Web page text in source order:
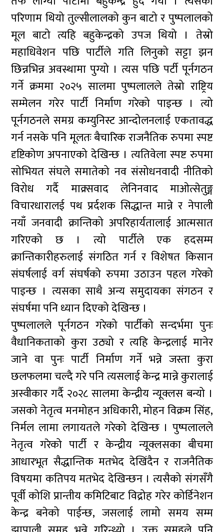
परिणाम थियो तुल्सीलालको कुन बाटो र पुष्पलालको
मूल बाटो त्यहि बहुकेन्द्रको उपज थियो । तेस्रो
महाधिवेशन पछि पार्टीले गति लिनुको सट्टा झन
छिन्नभिन्न अवस्थामा पुग्यो । त्यस पछि पर्टी पूर्नगठन
गर्ने क्रममा २०२५ सालमा पुष्पलालले तेस्रो राष्ट्रिय
सम्मेलन गरेर पार्टी निर्माण गरेको पाइन्छ । त्यो
पूर्नगठनले समग्र कम्युनिस्ट आन्दोलनलाई एकतावद्ध
गर्न नसके पनि मूलतः बैचारिक राजनैतिक रुपमा स्पष्ट
दृष्टिकोण अपनाएको देखिन्छ । त्यतिवेला स्पष्ट रुपमा
सोभियत संघले समातेको नव संसोधनवादी नीतिको
विरोध गर्दै माक्र्सवाद लेनिनवाद माओत्सेतुङ्ग
विचारधारालई पथ प्रर्दशक सिद्धान्त मान्ने र नेपाली
नयाँ जनवादी क्रान्तिको अपरिहार्यतालाई आत्मसात
गरिएको छ । त्यो पार्टीले एक हदसम्म
क्रान्तिकारीहरुलाई संगठित गर्न र विशेषत किसान
संघर्षलाई वर्ग संघर्षको रुपमा उठाउन पहल गरेको
पाइन्छ । त्यसका साथै अन्य समुदायका संगठन र
संघर्षमा पनि ध्यान दिएको देखिन्छ ।
पुष्पलालले पूर्नगठन गरेको पार्टीको सन्दर्भमा पुनः
वैधानिकताको कुरा उठ्यो र त्यहि केन्द्रलाई मानेर
जाने वा पुनः पार्टी निर्माण गर्ने भन्ने जस्ता कुरा
छलफलमा चल्दै गरे पनि त्यसलाई केन्द्र मान्ने कुरालाई
अस्वीकार गर्दै २०२८ सालमा केन्द्रीय न्यूक्लस बन्यो ।
जसको नेतृत्व मनमोहन अधिकारी, मोहन विक्रम सिंह,
निर्मल लामा लगायतले गरेको देखिन्छ । पुष्पलालले
नेतृत्व गरेको पार्टी र केन्द्रीय न्यूक्लसका बीचमा
आधारभूत सैद्धान्तिक मतभेद देखिंदैन र राजनैतिक
विषयमा कतिपय मतभेद देखिन्छन । त्यसैको संगसँगै
पूर्वी कोशि प्रान्तीय कमिटिबाट विद्रोह गरेर कोर्डिनेशन
केन्द्र बनेको पाईन्छ, जसलाई लामो समय सम्म